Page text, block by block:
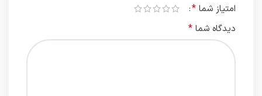
امتیاز شما *
دیدگاه شما *